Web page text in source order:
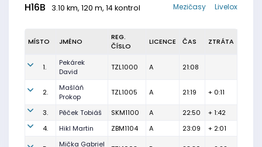
H16B 3.10 km, 120 m, 14 kontrol Livelox
Mezičasy
MÍSTO JMÉNO
REG.
ČÍSLO
LICENCE ČAS ZTRÁTA
1.
Pekárek
David
TZL1000 A 21:08
2.
Mašláň
Prokop
TZL1005 A 21:19 + 0:11
3. Pěček Tobiáš SKM1100 A 22:50
+ 1:42
4.
Hikl Martin ZBM1104 A 23:09 + 2:01
Mička Gabriel